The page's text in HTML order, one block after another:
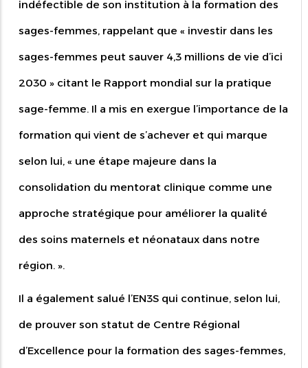
indéfectible de son institution à la formation des
sages-femmes, rappelant que « investir dans les
sages-femmes peut sauver 4,3 millions de vie d’ici
2030 » citant le Rapport mondial sur la pratique
sage-femme. Il a mis en exergue l’importance de la
formation qui vient de s’achever et qui marque
selon lui, « une étape majeure dans la
consolidation du mentorat clinique comme une
approche stratégique pour améliorer la qualité
des soins maternels et néonataux dans notre
région. ».
Il a également salué l’EN3S qui continue, selon lui,
de prouver son statut de Centre Régional
d’Excellence pour la formation des sages-femmes,